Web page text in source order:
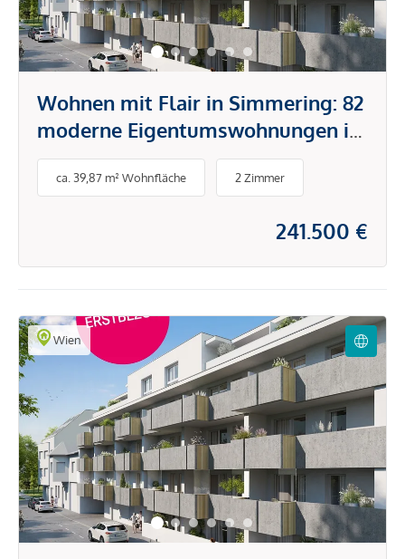
Wohnen mit Flair in Simmering: 82
moderne Eigentumswohnungen in
ruhiger Umgebung
ca. 39,87 m² Wohnfläche 2 Zimmer
241.500 €
Wien